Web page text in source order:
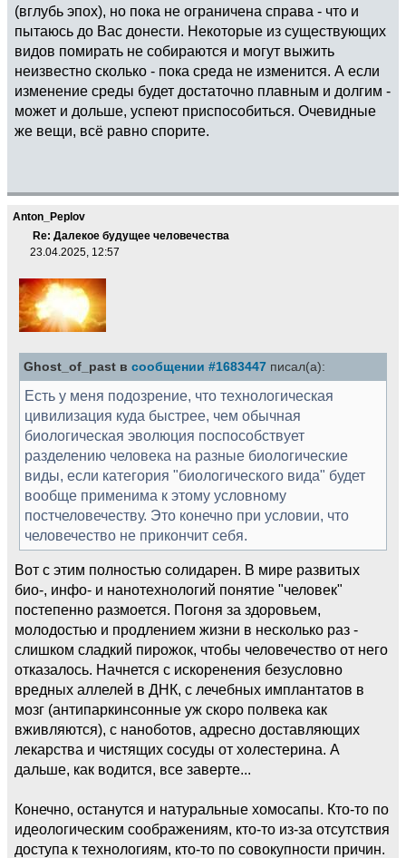
(вглубь эпох), но пока не ограничена справа - что и
пытаюсь до Вас донести. Некоторые из существующих
видов помирать не собираются и могут выжить
неизвестно сколько - пока среда не изменится. А если
изменение среды будет достаточно плавным и долгим -
может и дольше, успеют приспособиться. Очевидные
же вещи, всё равно спорите.
Anton_Peplov
Re: Далекое будущее человечества
23.04.2025, 12:57
Ghost_of_past в сообщении #1683447 писал(а):
Есть у меня подозрение, что технологическая
цивилизация куда быстрее, чем обычная
биологическая эволюция поспособствует
разделению человека на разные биологические
виды, если категория "биологического вида" будет
вообще применима к этому условному
постчеловечеству. Это конечно при условии, что
человечество не прикончит себя.
Вот с этим полностью солидарен. В мире развитых
био-, инфо- и нанотехнологий понятие "человек"
постепенно размоется. Погоня за здоровьем,
молодостью и продлением жизни в несколько раз -
слишком сладкий пирожок, чтобы человечество от него
отказалось. Начнется с искоренения безусловно
вредных аллелей в ДНК, с лечебных имплантатов в
мозг (антипаркинсонные уж скоро полвека как
вживляются), с наноботов, адресно доставляющих
лекарства и чистящих сосуды от холестерина. А
дальше, как водится, все заверте...
Конечно, останутся и натуральные хомосапы. Кто-то по
идеологическим соображениям, кто-то из-за отсутствия
доступа к технологиям, кто-то по совокупности причин.